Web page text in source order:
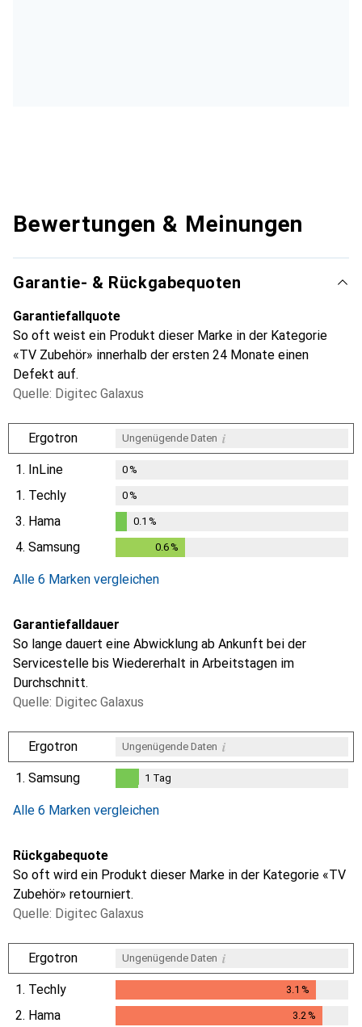
Bewertungen & Meinungen
Garantie- & Rückgabequoten
Garantiefallquote
So oft weist ein Produkt dieser Marke in der Kategorie
«TV Zubehör» innerhalb der ersten 24 Monate einen
Defekt auf.
Quelle: Digitec Galaxus
Ergotron Ungenügende Daten i
1. InLine 0%
1. Techly 0%
3. Hama
%
0.1 %
4. Samsung 0.6 %
Alle 6 Marken vergleichen
Garantiefalldauer
So lange dauert eine Abwicklung ab Ankunft bei der
Servicestelle bis Wiedererhalt in Arbeitstagen im
Durchschnitt.
Quelle: Digitec Galaxus
Ergotron Ungenügende Daten i
1. Samsung 1 Tag
Alle 6 Marken vergleichen
Rückgabequote
So oft wird ein Produkt dieser Marke in der Kategorie «TV
Zubehör» retourniert.
Quelle: Digitec Galaxus
Ergotron Ungenügende Daten i
1. Techly 3.1 %
3.1%
2. Hama 3.2 %